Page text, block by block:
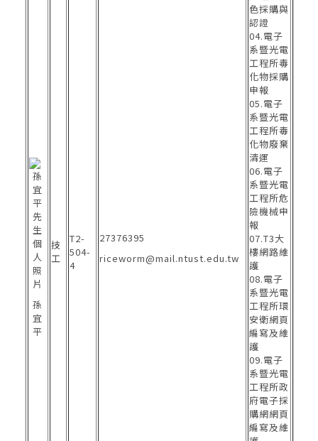
孫
宜
平
技
工
T2-
504-
4
27376395
riceworm@mail.ntust.edu.tw
色採購與
認證
04.電子
系暨光電
工程所毒
化物採購
申報
05.電子
系暨光電
工程所毒
化物廢棄
清運
06.電子
系暨光電
工程所危
險機械申
報
07.T3大
樓網路維
護
08.電子
系暨光電
工程所環
安衛網頁
編寫及維
護
09.電子
系暨光電
工程所政
府電子採
購網網頁
編寫及維